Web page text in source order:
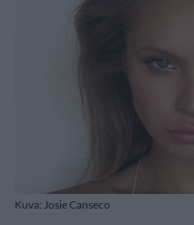
Kuva: Josie Canseco